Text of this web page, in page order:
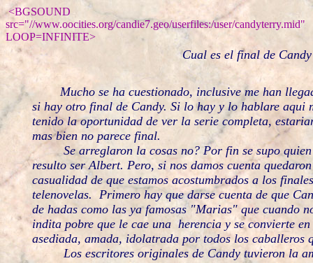
<BGSOUND
src="//www.oocities.org/candie7.geo/userfiles:/user/candyterry.mid"
LOOP=INFINITE>
Cual es el final de
Mucho se ha cuestionado, inclusive me han
si hay otro final de Candy. Si lo hay y lo hablare aqui
tenido la oportunidad de ver la serie completa,
mas bien no parece final.
Se arreglaron la cosas no? Por fin se supo quien
resulto ser Albert. Pero, si nos damos cuenta
casualidad de que estamos acostumbrados a los
telenovelas. Primero hay que darse cuenta de que
de hadas como las ya famosas "Marias" que cuando
indita pobre que le cae una herencia y se convierte
asediada, amada, idolatrada por todos los caballeros
Los escritores originales de Candy tuvieron la